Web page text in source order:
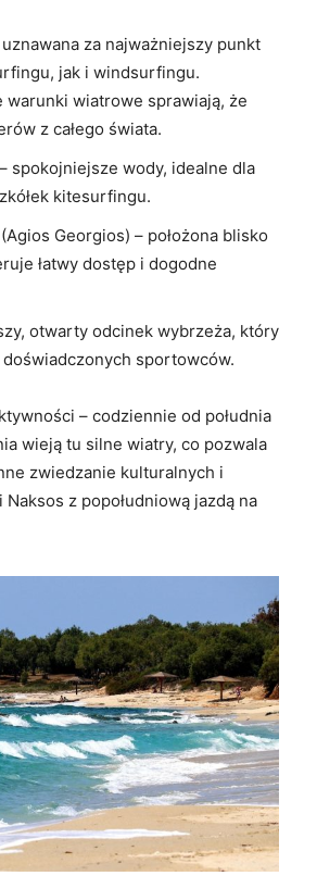
za najważniejszy punkt
jak i windsurfingu.
warunki wiatrowe sprawiają, że
z całego świata.
spokojniejsze wody, idealne dla
kitesurfingu.
Georgios) – położona blisko
łatwy dostęp i dogodne
otwarty odcinek wybrzeża, który
sportowców.
– codziennie od południa
wieją tu silne wiatry, co pozwala
zwiedzanie kulturalnych i
z popołudniową jazdą na